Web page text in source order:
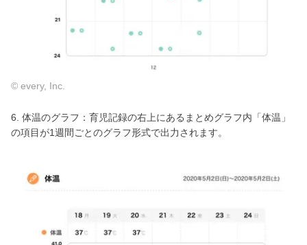
© every, Inc.
6. 体温のグラフ：育児記録の右上にあるまとめグラフ内「体温」
の項目が1週間ごとのグラフ形式で出力されます。